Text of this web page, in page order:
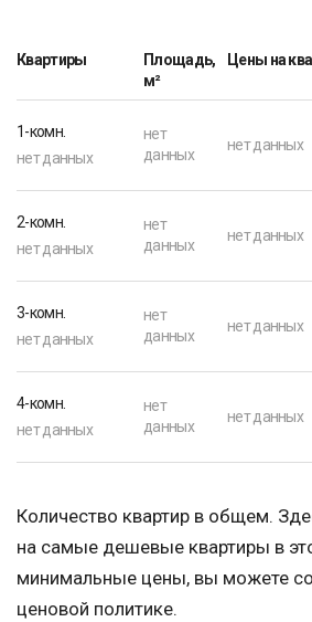
Квартиры
Площадь,
м²
Цены на
1-комн.
нет данных
нет
данных
нет данных
2-комн.
нет данных
нет
данных
нет данных
3-комн.
нет данных
нет
данных
нет данных
4-комн.
нет данных
нет
данных
нет данных
Количество квартир в общем.
на самые дешевые квартиры в
минимальные цены, вы можете
ценовой политике.